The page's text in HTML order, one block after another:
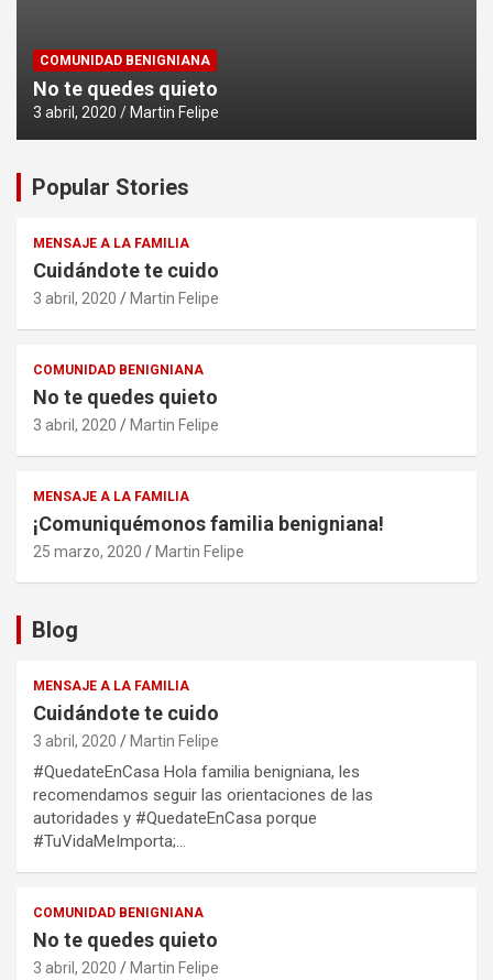
COMUNIDAD BENIGNIANA
No te quedes quieto
3 abril, 2020 Martin Felipe
Popular Stories
MENSAJE A LA FAMILIA
Cuidándote te cuido
3 abril, 2020 Martin Felipe
COMUNIDAD BENIGNIANA
No te quedes quieto
3 abril, 2020 Martin Felipe
MENSAJE A LA FAMILIA
¡Comuniquémonos familia benigniana!
25 marzo, 2020 Martin Felipe
Blog
MENSAJE A LA FAMILIA
Cuidándote te cuido
3 abril, 2020 Martin Felipe
#QuedateEnCasa Hola familia benigniana, les
recomendamos seguir las orientaciones de las
autoridades y #QuedateEnCasa porque
#TuVidaMeImporta;…
COMUNIDAD BENIGNIANA
No te quedes quieto
3 abril, 2020 Martin Felipe